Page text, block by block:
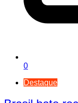
0
Destaque